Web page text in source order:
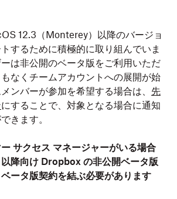
12.3（Monterey）以降のバージョ
するために積極的に取り組んでいま
は非公開のベータ版をご利用いただ
なくチームアカウントへの展開が始
ンバーが参加を希望する場合は、 先
にすることで、対象となる場合に通知
きます。
サクセス マネージャーがいる場合
降向け Dropbox の非公開ベータ版
ータ版契約を結ぶ必要があります